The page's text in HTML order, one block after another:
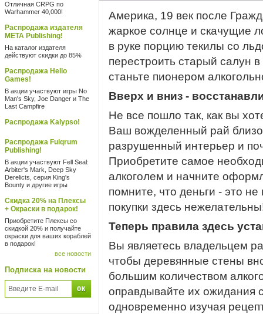
Отличная CRPG по
Warhammer 40,000!
Распродажа издателя
META Publishing!
На каталог издателя
действуют скидки до 85%
Распродажа Hello
Games!
В акции участвуют игры No
Man's Sky, Joe Danger и The
Last Campfire
Распродажа Kalypso!
Распродажа Fulqrum
Publishing!
В акции участвуют Fell Seal:
Arbiter's Mark, Deep Sky
Derelicts, серия King's
Bounty и другие игры
Скидка 20% на Плексы
+ Окраски в подарок!
Приобретите Плексы со
скидкой 20% и получайте
окраски для ваших кораблей
в подарок!
все новости
Подписка на новости
Америка, 19 век после
жаркое солнце и скачущие
в руке порцию текилы со
перестроить старый салун
станьте пионером
Вверх и вниз -
Не все пошло так, как вы
Ваш вожделенный рай
разрушенный интерьер и
Приобретите самое
алкоголем и начните
помните, что деньги - это
покупки здесь
Теперь правила здесь
Вы являетесь владельцем
чтобы деревянные стены
большим количеством
оправдывайте их ожидания
одновременно изучая